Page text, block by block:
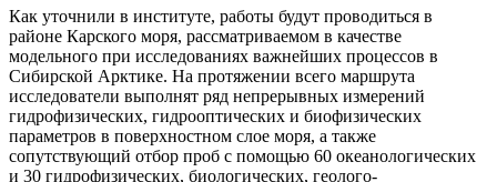
Как уточнили в институте, работы будут проводиться в
районе Карского моря, рассматриваемом в качестве
модельного при исследованиях важнейших процессов в
Сибирской Арктике. На протяжении всего маршрута
исследователи выполнят ряд непрерывных измерений
гидрофизических, гидрооптических и биофизических
параметров в поверхностном слое моря, а также
сопутствующий отбор проб с помощью 60 океанологических
и 30 гидрофизических, биологических, геолого-